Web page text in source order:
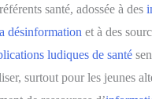
santé, adossée à des
désinformation et à des
ludiques de santé
surtout pour les jeunes